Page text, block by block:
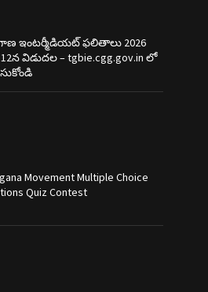
ఇంటర్మీడియట్ ఫలితాలు 2026
12న విడుదల – tgbie.cgg.gov.in లో
Movement Multiple Choice
Quiz Contest